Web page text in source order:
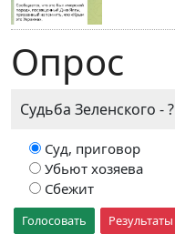
Опрос
Судьба Зеленского - ?
Суд, приговор
Убьют хозяева
Сбежит
Голосовать Результаты